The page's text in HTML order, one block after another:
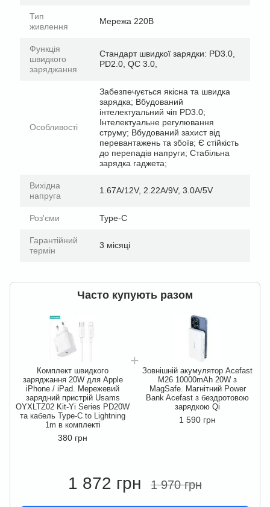
Тип
живлення
Мережа 220В
Функція
швидкого
заряджання
Стандарт швидкої зарядки: PD3.0,
PD2.0, QC 3.0,
Особливості
Забезпечується якісна та швидка
зарядка; Вбудований
інтелектуальний чіп PD3.0;
Інтелектуальне регулювання
струму; Вбудований захист від
перевантажень та збоїв; Є стійкість
до перепадів напруги; Стабільна
зарядка гаджета;
Вихідна
напруга
1.67A/12V, 2.22A/9V, 3.0A/5V
Роз'єми Type-C
Гарантійний
термін
3 місяці
Часто купують разом
Комплект швидкого
заряджання 20W для Apple
iPhone / iPad. Мережевий
зарядний пристрій Usams
OYXLTZ02 Kit-Yi Series PD20W
та кабель Type-C to Lightning
1m в комплекті
380 грн
Зовнішній акумулятор Acefast
M26 10000mAh 20W з
MagSafe. Магнітний Power
Bank Acefast з бездротовою
зарядкою Qi
1 590 грн
1 872 грн 1 970 грн